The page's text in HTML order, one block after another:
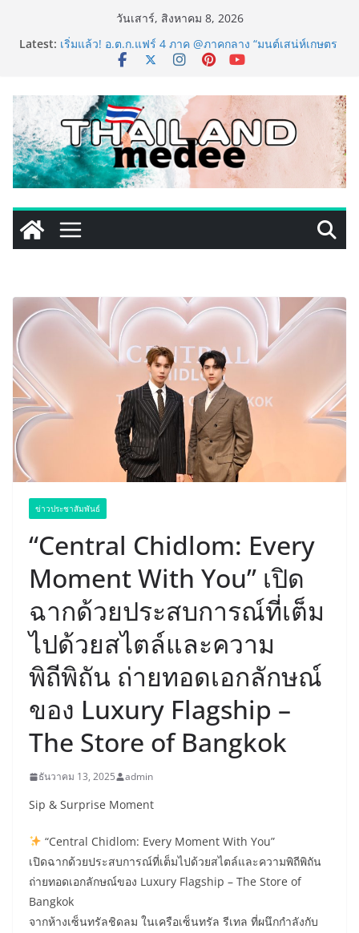
วันเสาร์, สิงหาคม 8, 2026
Latest: เริ่มแล้ว! อ.ต.ก.แฟร์ 4 ภาค @ภาคกลาง “มนต์เสน่ห์เกษตร
ไทย สู่ใจกลางมหานคร” ชวนชิม ช้อป สินค้าเกษตร
ททท. ประกาศความสำเร็จ Village to the World Season
5 ผนึก 9 พันธมิตร ขับเคลื่อน ESG Tourism สืบสานพระ
ราชปณิธาน สร้างคุณค่าการท่องเที่ยวไทยอย่างยั่งยืน
เหิงลี่ แมนูแฟคเจอริ่ง เทคโนโลยี (ไทยแลนด์) เปิดโรงงาน
แห่งใหม่ในชลบุรี เดินหน้าขยายฐานการผลิตสู่เอเชียตะวัน
ออกเฉียงใต้ เสริมแกร่งยุทธศาสตร์ระดับโลก
LORDNINE จัดศึกคนดังสายเกม ไทย ปะทะ ฟิลิปปินส์ ใน
“Rise of the Tenth Lord” เปิดสงครามกิลด์ข้ามประเทศ
ฉลองเซิร์ฟเวอร์ใหม่ เฮเลนา
PIPPER STANDARD® เปิดตัวแชมพูอาบน้ำ และ โฟมอาบ
แห้งสัตว์เลี้ยง ชูนวัตกรรมพลังธรรมชาติ “Zero-Residue”
ข่าวประชาสัมพันธ์
“Central Chidlom: Every
Moment With You” เปิด
ฉากด้วยประสบการณ์ที่เต็ม
ไปด้วยสไตล์และความ
พิถีพิถัน ถ่ายทอดเอกลักษณ์
ของ Luxury Flagship –
The Store of Bangkok
ธันวาคม 13, 2025 admin
Sip & Surprise Moment
“Central Chidlom: Every Moment With You”
เปิดฉากด้วยประสบการณ์ที่เต็มไปด้วยสไตล์และความพิถีพิถัน
ถ่ายทอดเอกลักษณ์ของ Luxury Flagship – The Store of
Bangkok
จากห้างเซ็นทรัลชิดลม ในเครือเซ็นทรัล รีเทล ที่ผนึกกำลังกับ